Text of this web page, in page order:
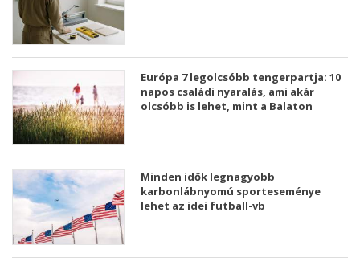
Európa 7 legolcsóbb tengerpartja: 10
napos családi nyaralás, ami akár
olcsóbb is lehet, mint a Balaton
Minden idők legnagyobb
karbonlábnyomú sporteseménye
lehet az idei futball-vb